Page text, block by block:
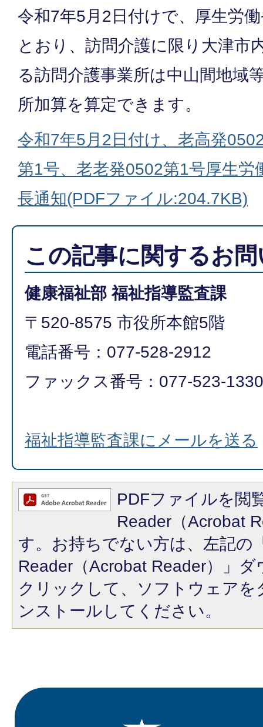
令和7年5月2日付けで、厚生労
とおり、訪問介護に限り大津市
る訪問介護事業所は中山間地域
所加算を算定できます。
令和7年5月2日付け、老高発
第1号、老老発0502第1号厚生労
長通知(PDFファイル:204.7KB)
この記事に関するお
健康福祉部 福祉指導監査課
〒520-8575 市役所本館5階
電話番号：077-528-2912
ファックス番号：077-523-1330
福祉指導監査課にメールを送る
PDFファイルを閲
Reader（Acrobat
す。お持ちでない方は、左記の
Reader（Acrobat Reader）」
クリックして、ソフトウェア
ンストールしてください。